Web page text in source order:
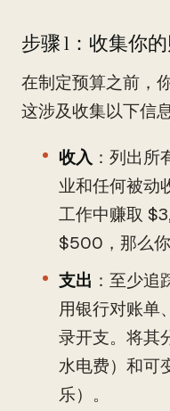
步骤 1：收集你
在制定预算之前，
这涉及收集以下信
收入：列出所
业和任何被动
工作中赚取
$500，那么
支出 ：至少
用银行对账单
录开支。将其
水电费）和可
乐）。